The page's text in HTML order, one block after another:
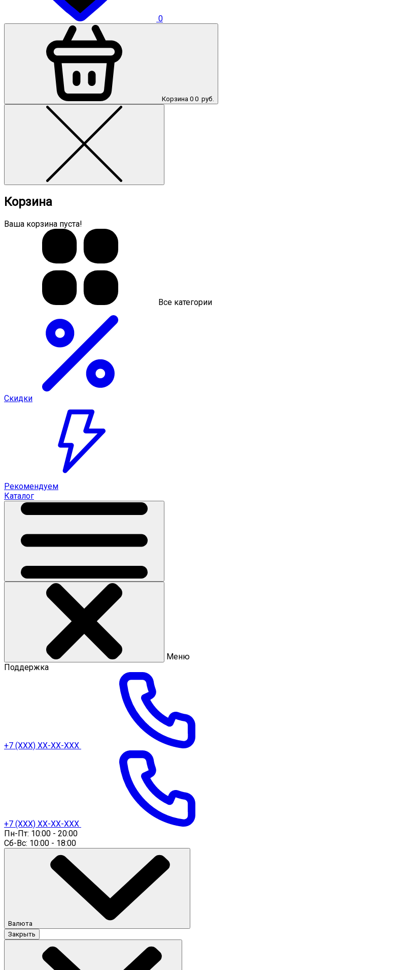
0
Корзина 0 0 руб.
Корзина
Ваша корзина пуста!
Все категории
Скидки
Рекомендуем
Каталог
Меню
Поддержка
+7 (ХХХ) ХХ-ХХ-ХХХ
+7 (ХХХ) ХХ-ХХ-ХХХ
Пн-Пт: 10:00 - 20:00
Сб-Вс: 10:00 - 18:00
Валюта
Закрыть